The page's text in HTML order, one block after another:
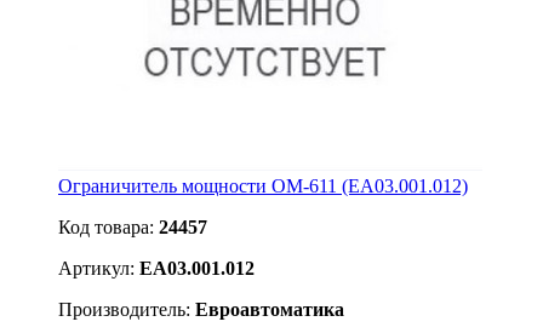
Ограничитель мощности ОМ-611 (EA03.001.012)
Код товара: 24457
Артикул: EA03.001.012
Производитель: Евроавтоматика